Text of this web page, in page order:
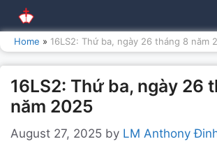
to
content
Home » 16LS2: Thứ ba, ngày 26 tháng 8 năm
16LS2: Thứ ba, ngày 26
năm 2025
August 27, 2025 by LM Anthony